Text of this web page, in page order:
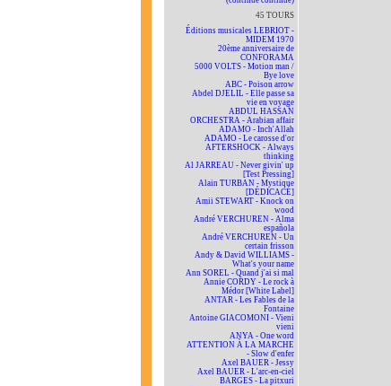
45 TOURS
Éditions musicales LEBRIOT -
MIDEM 1970
20ème anniversaire de
CONFORAMA
5000 VOLTS - Motion man /
Bye love
ABC - Poison arrow
Abdel DJELIL - Elle passe sa
vie en voyage
ABDUL HASSAN
ORCHESTRA - Arabian affair
ADAMO - Inch'Allah
ADAMO - Le carosse d'or
AFTERSHOCK - Always
thinking
Al JARREAU - Never givin' up
[Test Pressing]
Alain TURBAN - Mystique
[DÉDICACÉ]
Amii STEWART - Knock on
wood
André VERCHUREN - Alma
española
André VERCHUREN - Un
certain frisson
Andy & David WILLIAMS -
What's your name
Ann SOREL - Quand j'ai si mal
Annie CORDY - Le rock à
Médor [White Label]
ANTAR - Les Fables de la
Fontaine
Antoine GIACOMONI - Vieni
vieni
ANYA - One word
ATTENTION À LA MARCHE
- Slow d'enfer
Axel BAUER - Jessy
Axel BAUER - L'arc-en-ciel
BARGES - La pitxuri